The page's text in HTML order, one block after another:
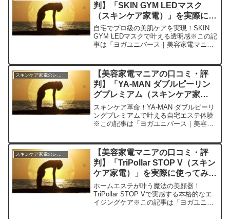
判】「SKIN GYM LEDマスク
（スキンケア家電）」を実際に使
ってみた正直感想
自宅でプロ級の美肌ケアを実現！SKIN
GYM LEDマスクで叶える透明感※この記
事は「ヨガユニバース｜美容家電マニア
部が紹介したいのが「SKIN GYM LEDマ
スク...
スキンケア家電のレビュー
【美容家電マニアの口コミ・評
判】「YA-MAN ダブルピーリン
グプレミアム（スキンケア家
電）」を実際に使ってみた正直感
想
スキンケア革命！YA-MAN ダブルピーリ
ングプレミアムで叶える自宅エステ体験
※この記事は「ヨガユニバース｜美容家
日、編集部が紹介したいのが「YA-MAN
ダブルピーリ...
【美容家電マニアの口コミ・評
判】「TriPollar STOP V（スキン
ケア家電）」を実際に使ってみた
正直感想
ホームエステが叶う魔法の美顔器！
TriPollar STOP Vで実感する本格的なエ
イジングケア※この記事は「ヨガユニバ